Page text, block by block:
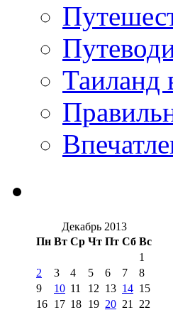
Таиланд
Декабрь 2013
Пн Вт Ср Чт Пт Сб Вс
1
2
3 4 5 6 7
8
9
10 11 12 13 14 15
16 17 18 19 20 21
22